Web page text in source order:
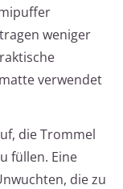
weniger
verwendet
die Trommel
füllen. Eine
die zu